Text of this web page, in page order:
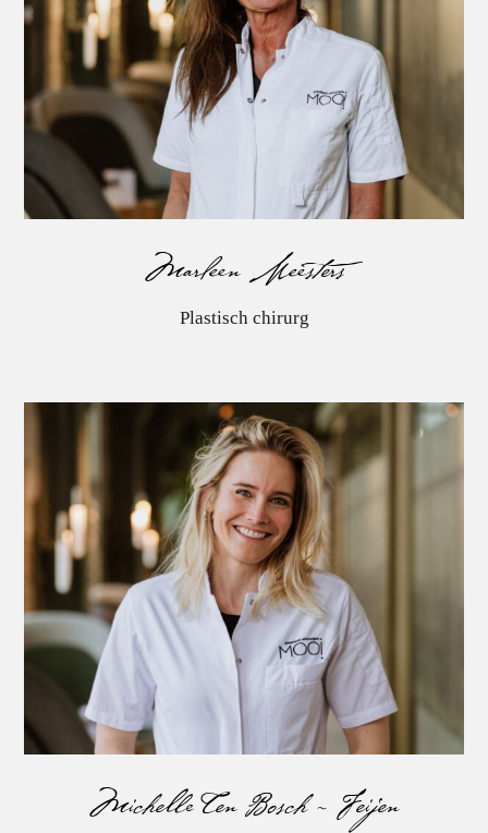
Marleen Meesters
Marleen Meesters
Plastisch chirurg
Michelle Ten Bosch – Feijen
Michelle Ten Bosch – Feijen